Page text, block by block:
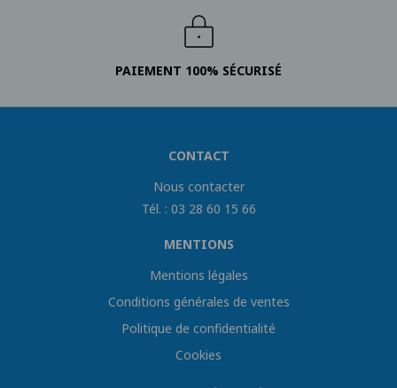
PAIEMENT 100% SÉCURISÉ
CONTACT
Nous contacter
Tél. : 03 28 60 15 66
MENTIONS
Mentions légales
Conditions générales de ventes
Politique de confidentialité
Cookies